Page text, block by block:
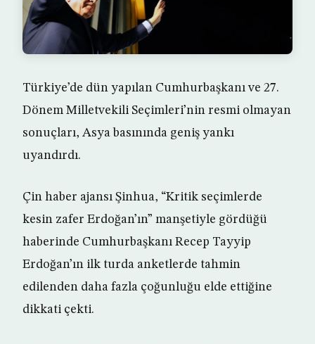
Türkiye’de dün yapılan Cumhurbaşkanı ve 27.
Dönem Milletvekili Seçimleri’nin resmi olmayan
sonuçları, Asya basınında geniş yankı
uyandırdı.
Çin haber ajansı Şinhua, “Kritik seçimlerde
kesin zafer Erdoğan’ın” manşetiyle gördüğü
haberinde Cumhurbaşkanı Recep Tayyip
Erdoğan’ın ilk turda anketlerde tahmin
edilenden daha fazla çoğunluğu elde ettiğine
dikkati çekti.